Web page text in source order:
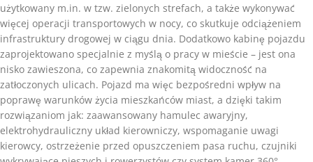
użytkowany m.in. w tzw. zielonych strefach, a także wykonywać
więcej operacji transportowych w nocy, co skutkuje odciążeniem
infrastruktury drogowej w ciągu dnia. Dodatkowo kabinę pojazdu
zaprojektowano specjalnie z myślą o pracy w mieście – jest ona
nisko zawieszona, co zapewnia znakomitą widoczność na
zatłoczonych ulicach. Pojazd ma więc bezpośredni wpływ na
poprawę warunków życia mieszkańców miast, a dzięki takim
rozwiązaniom jak: zaawansowany hamulec awaryjny,
elektrohydrauliczny układ kierowniczy, wspomaganie uwagi
kierowcy, ostrzeżenie przed opuszczeniem pasa ruchu, czujniki